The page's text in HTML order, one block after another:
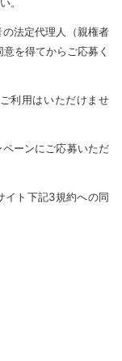
法定代理人（親権者
を得てからご応募く
利用はいただけませ
ーンにご応募いただ
イト下記3規約への同